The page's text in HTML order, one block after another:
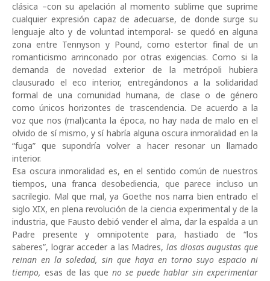
clásica –con su apelación al momento sublime que suprime
cualquier expresión capaz de adecuarse, de donde surge su
lenguaje alto y de voluntad intemporal- se quedó en alguna
zona entre Tennyson y Pound, como estertor final de un
romanticismo arrinconado por otras exigencias. Como si la
demanda de novedad exterior de la metrópoli hubiera
clausurado el eco interior, entregándonos a la solidaridad
formal de una comunidad humana, de clase o de género
como únicos horizontes de trascendencia. De acuerdo a la
voz que nos (mal)canta la época, no hay nada de malo en el
olvido de sí mismo, y sí habría alguna oscura inmoralidad en la
“fuga” que supondría volver a hacer resonar un llamado
interior.
Esa oscura inmoralidad es, en el sentido común de nuestros
tiempos, una franca desobediencia, que parece incluso un
sacrilegio. Mal que mal, ya Goethe nos narra bien entrado el
siglo XIX, en plena revolución de la ciencia experimental y de la
industria, que Fausto debió vender el alma, dar la espalda a un
Padre presente y omnipotente para, hastiado de “los
saberes”, lograr acceder a las Madres, las diosas augustas que
reinan en la soledad, sin que haya en torno suyo espacio ni
tiempo, esas de las que no se puede hablar sin experimentar